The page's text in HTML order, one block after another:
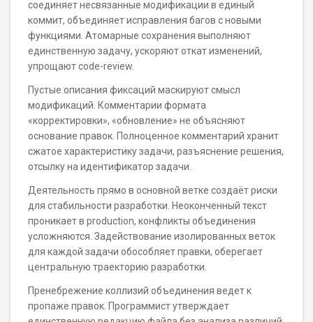
соединяет несвязанные модификации в единый
коммит, объединяет исправления багов с новыми
функциями. Атомарные сохранения выполняют
единственную задачу, ускоряют откат изменений,
упрощают code-review.
Пустые описания фиксаций маскируют смысл
модификаций. Комментарии формата
«корректировки», «обновление» не объясняют
основание правок. Полноценное комментарий хранит
сжатое характеристику задачи, разъяснение решения,
отсылку на идентификатор задачи.
Деятельность прямо в основной ветке создаёт риски
для стабильности разработки. Неоконченный текст
проникает в production, конфликты объединения
усложняются. Задействование изолированных веток
для каждой задачи обособляет правки, оберегает
центральную траекторию разработки.
Пренебрежение коллизий объединения ведет к
пропаже правок. Программист утверждает